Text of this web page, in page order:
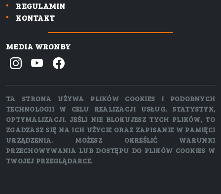
REGULAMIN
KONTAKT
MEDIA WRONBY
TA STRONA UŻYWA PLIKÓW COOKIES I PODOBNYCH
TECHNOLOGII W CELU REALIZACJI USŁUG, STATYSTYK,
OPTYMALIZACJI. JEŚLI NIE BLOKUJESZ TYCH PLIKÓW, TO
ZGADZASZ SIĘ NA ICH UŻYCIE ORAZ ZAPISANIE W PAMIĘCI
URZĄDZENIA. MOŻESZ OKREŚLIĆ WARUNKI
PRZECHOWYWANIA LUB DOSTĘPU DO PLIKÓW COOKIES W
TWOJEJ PRZEGLĄDARCE.